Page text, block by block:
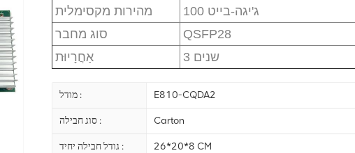
מהירות מקסימלית
100 ג'יגה-בייט
סוג מחבר
QSFP28
אַחֲרָיוּת
3 שנים
מודל : E810-CQDA2
סוג חבילה : Carton
גודל חבילה יחיד : 26*20*8 CM